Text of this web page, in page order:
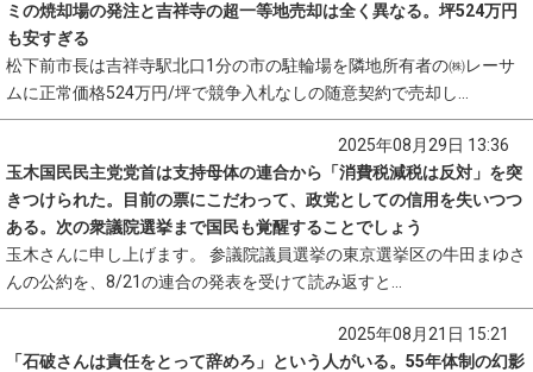
ミの焼却場の発注と吉祥寺の超一等地売却は全く異なる。坪524万円
も安すぎる
松下前市長は吉祥寺駅北口1分の市の駐輪場を隣地所有者の㈱レーサ
ムに正常価格524万円/坪で競争入札なしの随意契約で売却し...
2025年08月29日 13:36
玉木国民民主党党首は支持母体の連合から「消費税減税は反対」を突
きつけられた。目前の票にこだわって、政党としての信用を失いつつ
ある。次の衆議院選挙まで国民も覚醒することでしょう
玉木さんに申し上げます。 参議院議員選挙の東京選挙区の牛田まゆさ
んの公約を、8/21の連合の発表を受けて読み返すと...
2025年08月21日 15:21
「石破さんは責任をとって辞めろ」という人がいる。55年体制の幻影